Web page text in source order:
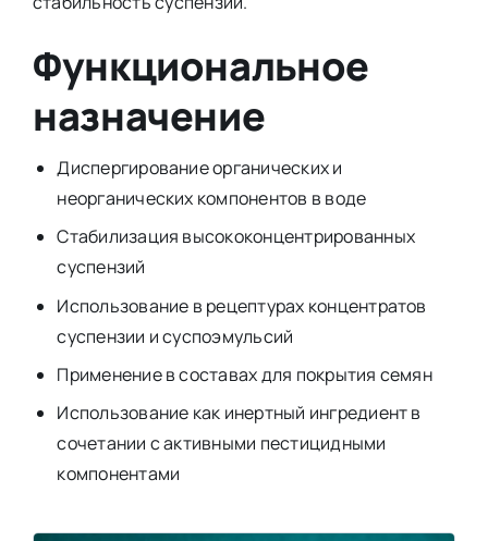
Функциональное
назначение
Диспергирование органических и
неорганических компонентов в воде
Стабилизация высококонцентрированных
суспензий
Использование в рецептурах концентратов
суспензии и суспоэмульсий
Применение в составах для покрытия семян
Использование как инертный ингредиент в
сочетании с активными пестицидными
компонентами